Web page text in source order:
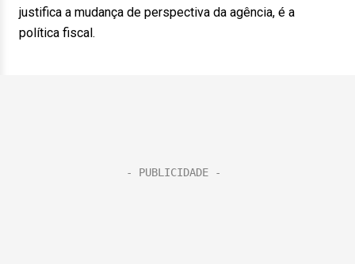
justifica a mudança de perspectiva da agência, é a
política fiscal.